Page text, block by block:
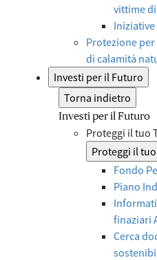
vittime
Iniziative
Protezione
di calamità
Investi per il Futuro
Torna indietro
Investi per il Futuro
Proteggi il tuo
Proteggi il
Fondo
Piano
finaziari
Cerca